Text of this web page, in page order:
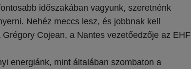
időszakában vagyunk, szeretnénk
Nehéz meccs lesz, és jobbnak kell
Cojean, a Nantes vezetőedzője az EHF
energiánk, mint általában szombaton a